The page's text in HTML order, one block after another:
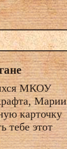
МКОУ
Марии
карточку
тебе этот